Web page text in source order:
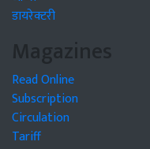
डायरेक्टरी
Magazines
Read Online
Subscription
Circulation
Tariff